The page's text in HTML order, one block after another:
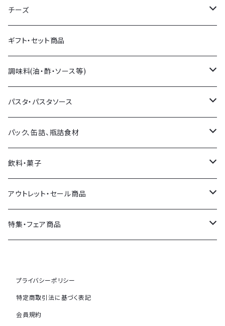
生ハム
生サラミ
イタリア産
フランス産
スペイン産
その他各国
チーズ
量り売りチーズ
パック販売チーズ
チーズアソート
イタリア産
フランス産
その他各国
ギフト・セット商品
調味料(油・酢・ソース等)
オリーブオイル・他オイル
バルサミコ・他お酢
塩
ソース類
その他調味料
パスタ・パスタソース
パスタ
パスタソース
パック、缶詰、瓶詰食材
オリーブ
おつまみ
トマト製品・野菜類
その他
飲料・菓子
飲料
菓子
アウトレット・セール商品
セール商品
特集・フェア商品
トリュフ特集
ビールのおつまみ特集
プライバシーポリシー
特定商取引法に基づく表記
会員規約